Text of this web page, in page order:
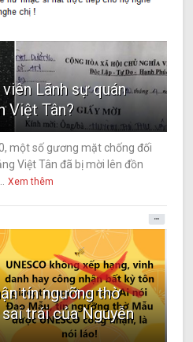
Lãnh sự quán
Việt Tân?
một số gương mặt chống đối
Việt Tân đã bị mời lên đồn
Xem thêm
tín ngưỡng thờ
trái của Nguyễn